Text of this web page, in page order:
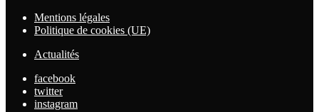
Mentions légales
Politique de cookies (UE)
Actualités
facebook
twitter
instagram